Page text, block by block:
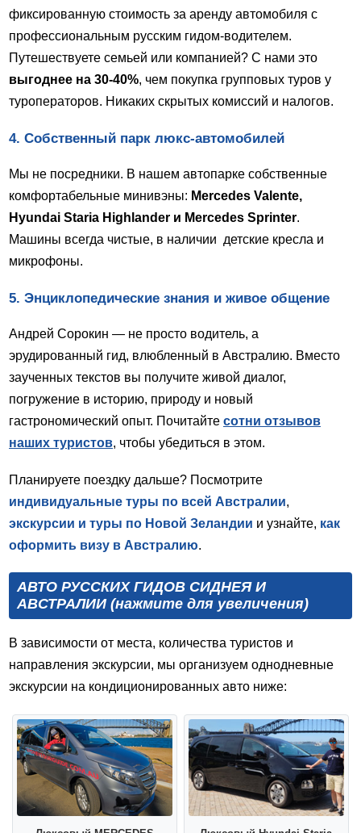
фиксированную стоимость за аренду автомобиля с
профессиональным русским гидом-водителем.
Путешествуете семьей или компанией? С нами это
выгоднее на 30-40%, чем покупка групповых туров у
туроператоров. Никаких скрытых комиссий и налогов.
4. Собственный парк люкс-автомобилей
Мы не посредники. В нашем автопарке собственные
комфортабельные минивэны: Mercedes Valente,
Hyundai Staria Highlander и Mercedes Sprinter.
Машины всегда чистые, в наличии детские кресла и
микрофоны.
5. Энциклопедические знания и живое общение
Андрей Сорокин — не просто водитель, а
эрудированный гид, влюбленный в Австралию. Вместо
заученных текстов вы получите живой диалог,
погружение в историю, природу и новый
гастрономический опыт. Почитайте сотни отзывов
наших туристов, чтобы убедиться в этом.
Планируете поездку дальше? Посмотрите
индивидуальные туры по всей Австралии,
экскурсии и туры по Новой Зеландии и узнайте, как
оформить визу в Австралию.
АВТО РУССКИХ ГИДОВ СИДНЕЯ И
АВСТРАЛИИ (нажмите для увеличения)
В зависимости от места, количества туристов и
направления экскурсии, мы организуем однодневные
экскурсии на кондиционированных авто ниже: